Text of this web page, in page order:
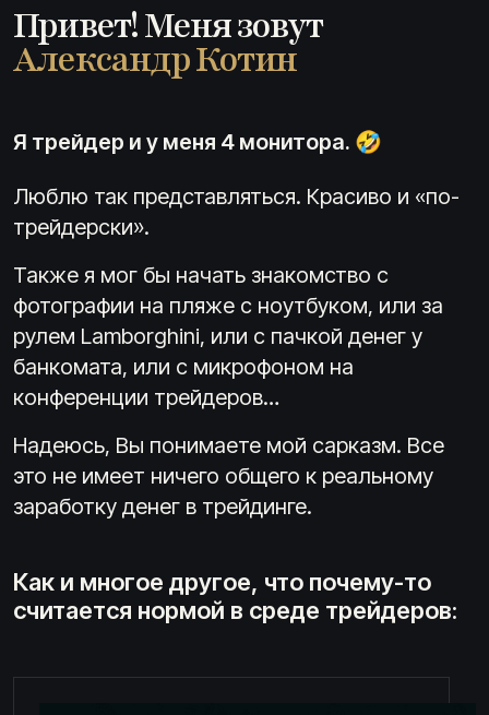
Привет! Меня зовут
Александр Котин
Я трейдер и у меня 4 монитора. 🤣
Люблю так представляться. Красиво и «по-
трейдерски».
Также я мог бы начать знакомство с
фотографии на пляже с ноутбуком, или за
рулем Lamborghini, или с пачкой денег у
банкомата, или с микрофоном на
конференции трейдеров…
Надеюсь, Вы понимаете мой сарказм. Все
это не имеет ничего общего к реальному
заработку денег в трейдинге.
Как и многое другое, что почему-то
считается нормой в среде трейдеров: